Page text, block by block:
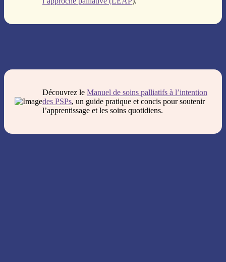
Découvrez le Manuel de soins palliatifs à l’intention
des PSPs, un guide pratique et concis pour soutenir
l’apprentissage et les soins quotidiens.